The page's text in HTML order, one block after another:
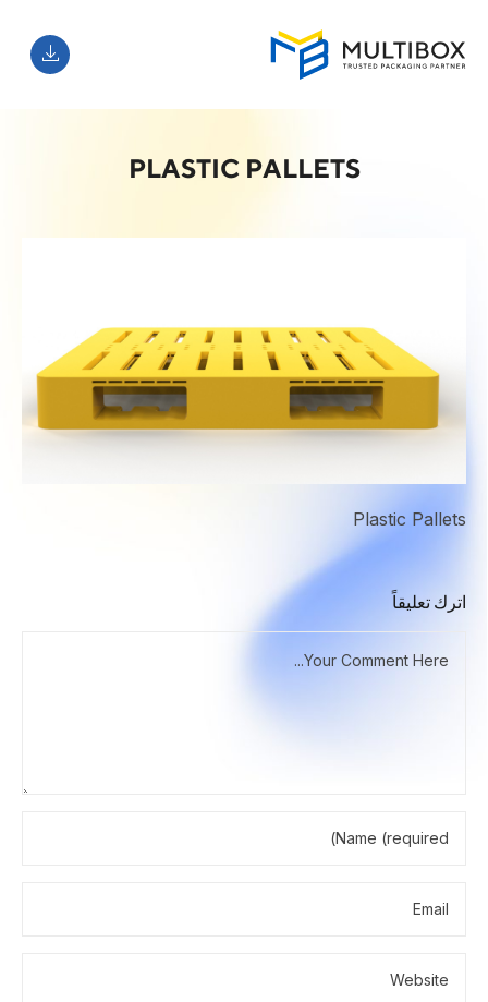
PLASTIC PALLETS
Plastic Pallets
اترك تعليقاً